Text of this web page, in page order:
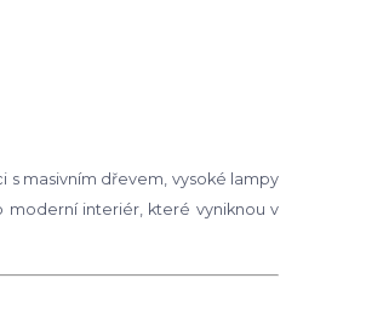
s masivním dřevem, vysoké lampy
moderní interiér, které vyniknou v